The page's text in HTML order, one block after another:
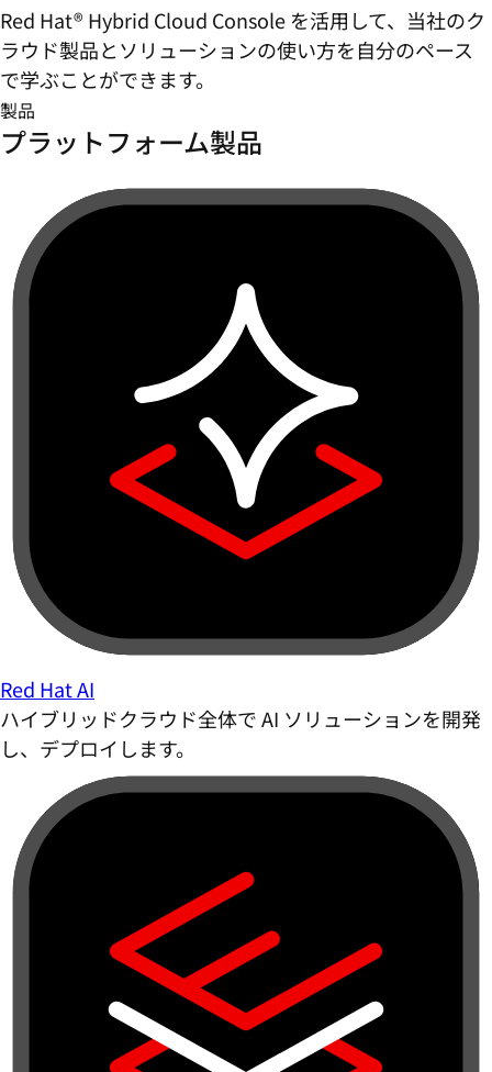
Red Hat® Hybrid Cloud Console を活用して、当社のク
ラウド製品とソリューションの使い方を自分のペース
で学ぶことができます。
製品
プラットフォーム製品
Red Hat AI
ハイブリッドクラウド全体で AI ソリューションを開発
し、デプロイします。